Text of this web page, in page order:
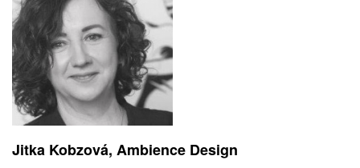
Jitka Kobzová, Ambience Design